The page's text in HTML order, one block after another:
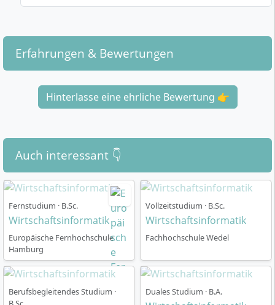
Erfahrungen & Bewertungen
Hinterlasse eine ehrliche Bewertung 👉
Auch interessant 👇
Fernstudium · B.Sc.
Wirtschaftsinformatik
Europäische Fernhochschule
Hamburg
Vollzeitstudium · B.Sc.
Wirtschaftsinformatik
Fachhochschule Wedel
Berufsbegleitendes Studium ·
Duales Studium · B.A.